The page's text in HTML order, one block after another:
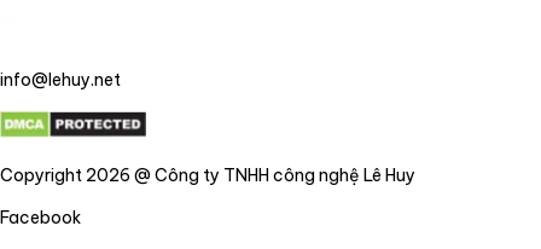
info@lehuy.net
Copyright 2026 @ Công ty TNHH công nghệ Lê Huy
Facebook